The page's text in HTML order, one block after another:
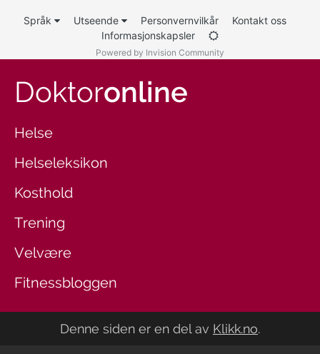
Språk Utseende Personvernvilkår
Kontakt oss
Informasjonskapsler
Powered by Invision Community
Doktoronline
Helse
Helseleksikon
Kosthold
Trening
Velvære
Fitnessbloggen
Denne siden er en del av Klikk.no.